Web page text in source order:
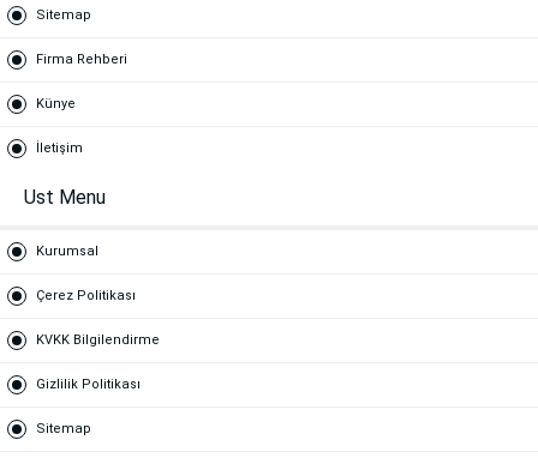
Sitemap
Firma Rehberi
Künye
İletişim
Ust Menu
Kurumsal
Çerez Politikası
KVKK Bilgilendirme
Gizlilik Politikası
Sitemap